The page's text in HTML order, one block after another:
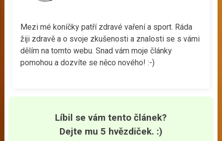
Mezi mé koníčky patří zdravé vaření a sport. Ráda
žiji zdravě a o svoje zkušenosti a znalosti se s vámi
dělím na tomto webu. Snad vám moje články
pomohou a dozvíte se něco nového! :-)
Líbil se vám tento článek?
Dejte mu 5 hvězdiček. :)